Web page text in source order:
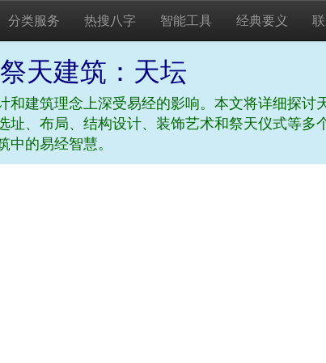
分类服务 热搜八字 智能工具 经典要义
天建筑：天坛
和建筑理念上深受易经的影响。本文将详细探讨
址、布局、结构设计、装饰艺术和祭天仪式等多
的易经智慧。